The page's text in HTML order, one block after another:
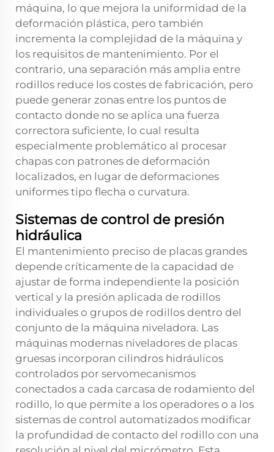
máquina, lo que mejora la uniformidad de la
deformación plástica, pero también
incrementa la complejidad de la máquina y
los requisitos de mantenimiento. Por el
contrario, una separación más amplia entre
rodillos reduce los costes de fabricación, pero
puede generar zonas entre los puntos de
contacto donde no se aplica una fuerza
correctora suficiente, lo cual resulta
especialmente problemático al procesar
chapas con patrones de deformación
localizados, en lugar de deformaciones
uniformes tipo flecha o curvatura.
Sistemas de control de presión
hidráulica
El mantenimiento preciso de placas grandes
depende críticamente de la capacidad de
ajustar de forma independiente la posición
vertical y la presión aplicada de rodillos
individuales o grupos de rodillos dentro del
conjunto de la máquina niveladora. Las
máquinas modernas niveladores de placas
gruesas incorporan cilindros hidráulicos
controlados por servomecanismos
conectados a cada carcasa de rodamiento del
rodillo, lo que permite a los operadores o a los
sistemas de control automatizados modificar
la profundidad de contacto del rodillo con una